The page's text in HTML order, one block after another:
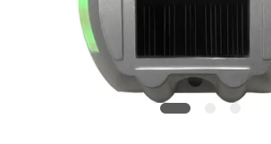
PRIVACYBELEID